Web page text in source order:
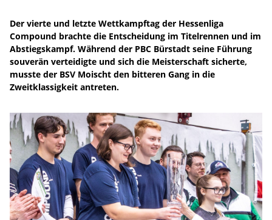
Der vierte und letzte Wettkampftag der Hessenliga
Compound brachte die Entscheidung im Titelrennen und im
Abstiegskampf. Während der PBC Bürstadt seine Führung
souverän verteidigte und sich die Meisterschaft sicherte,
musste der BSV Moischt den bitteren Gang in die
Zweitklassigkeit antreten.